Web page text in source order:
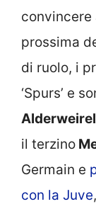
convincere
prossima
di ruolo, i
‘Spurs’ e
il terzino
Germain e
con la Juve